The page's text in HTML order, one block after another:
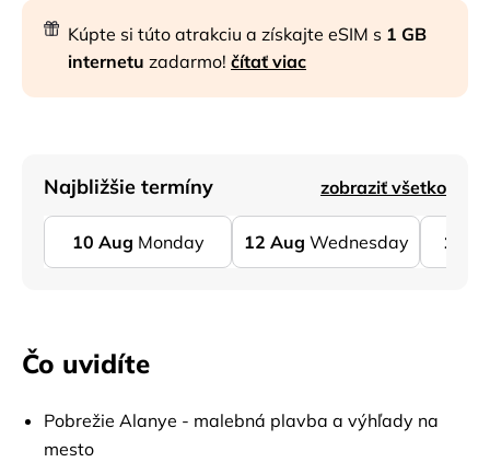
Kúpte si túto atrakciu a získajte eSIM s 1 GB
internetu zadarmo! čítať viac
Najbližšie termíny zobraziť všetko
10 Aug Monday 12 Aug Wednesday 15
Čo uvidíte
Pobrežie Alanye - malebná plavba a výhľady na
mesto